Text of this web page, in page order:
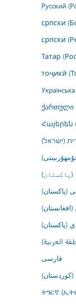
Русский
српски
српски
Татар
тоҷикӣ
ქართული
(ישראל)
(پاکستان)
(پاکستان)
(پاکستان)
العربية)
فارسى
ትግርኛ